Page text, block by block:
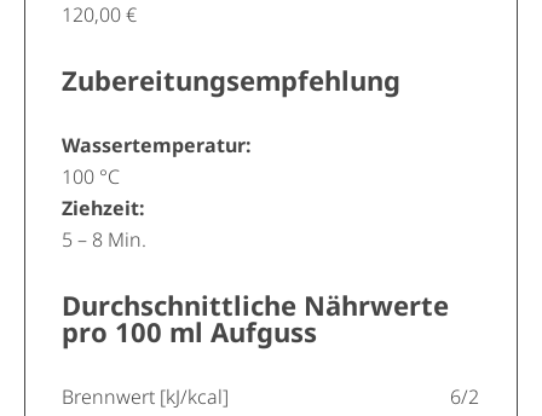
120,00 €
Zubereitungsempfehlung
Wassertemperatur:
100 °C
Ziehzeit:
5 – 8 Min.
Durchschnittliche Nährwerte
pro 100 ml Aufguss
Brennwert [kJ/kcal]
6/2